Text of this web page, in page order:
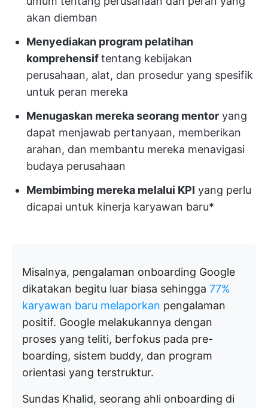
akan diemban
Menyediakan program pelatihan
komprehensiftentang kebijakan
perusahaan, alat, dan prosedur yang spesifik
untuk peran mereka
Menugaskan mereka seorang mentor yang
dapat menjawab pertanyaan, memberikan
arahan, dan membantu mereka menavigasi
budaya perusahaan
Membimbing mereka melalui KPI yang perlu
dicapai untuk kinerja karyawan baru*
Misalnya, pengalaman onboarding Google
dikatakan begitu luar biasa sehingga 77%
karyawan baru melaporkan pengalaman
positif. Google melakukannya dengan
proses yang teliti, berfokus pada pre-
boarding, sistem buddy, dan program
orientasi yang terstruktur.
Sundas Khalid, seorang ahli onboarding di